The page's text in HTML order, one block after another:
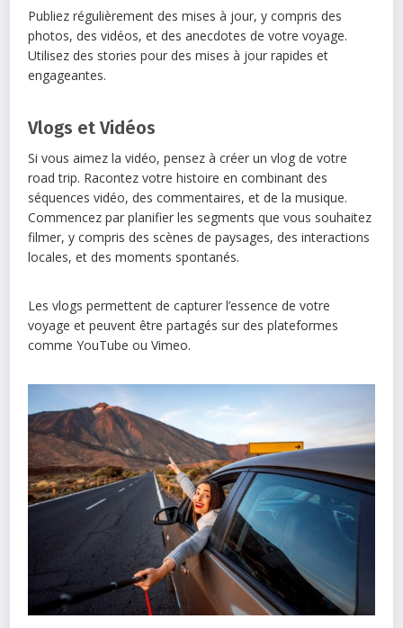
Publiez régulièrement des mises à jour, y compris des
photos, des vidéos, et des anecdotes de votre voyage.
Utilisez des stories pour des mises à jour rapides et
engageantes.
Vlogs et Vidéos
Si vous aimez la vidéo, pensez à créer un vlog de votre
road trip. Racontez votre histoire en combinant des
séquences vidéo, des commentaires, et de la musique.
Commencez par planifier les segments que vous souhaitez
filmer, y compris des scènes de paysages, des interactions
locales, et des moments spontanés.
Les vlogs permettent de capturer l’essence de votre
voyage et peuvent être partagés sur des plateformes
comme YouTube ou Vimeo.